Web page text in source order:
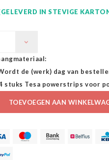
IN STEVIGE
de (werk) dag van
stuks Tesa powerstrips voor
TOEVOEGEN AAN